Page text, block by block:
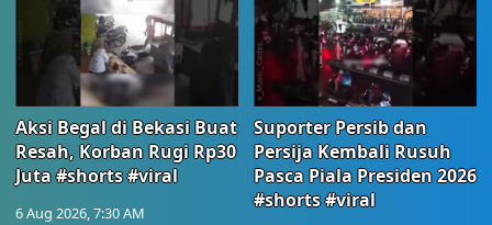
Aksi Begal di Bekasi Buat
Resah, Korban Rugi Rp30
Juta #shorts #viral
6 Aug 2026, 7:30 AM
Suporter Persib dan
Persija Kembali Rusuh
Pasca Piala Presiden 2026
#shorts #viral